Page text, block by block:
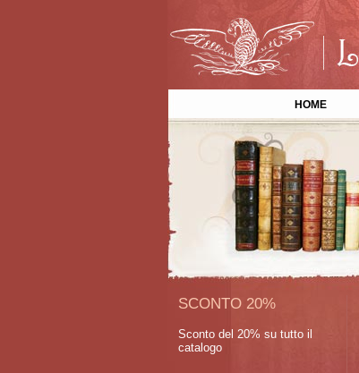
HOME
SCONTO 20%
Sconto del 20% su tutto il
catalogo